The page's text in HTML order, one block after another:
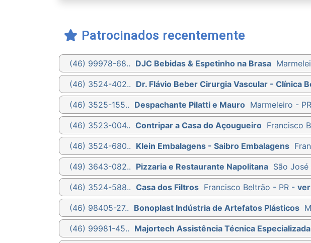
Patrocinados recentemente
(46) 99978-68.. DJC Bebidas & Espetinho na Brasa
(46) 3524-402.. Dr. Flávio Beber Cirurgia Vascular - Clínica
(46) 3525-155.. Despachante Pilatti e Mauro Marmeleiro -
(46) 3523-004.. Contripar a Casa do Açougueiro Francisco
(46) 3524-680.. Klein Embalagens - Saibro Embalagens
(49) 3643-082.. Pizzaria e Restaurante Napolitana São
(46) 3524-588.. Casa dos Filtros Francisco Beltrão - PR -
(46) 98405-27.. Bonoplast Indústria de Artefatos Plásticos
(46) 99981-45.. Majortech Assistência Técnica Especializada